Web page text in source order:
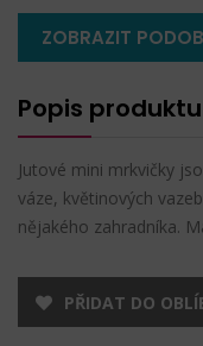
ZOBRAZIT
Popis produktu
Jutové mini mrkvičky
váze, květinových
nějakého zahradníka.
PŘIDAT DO